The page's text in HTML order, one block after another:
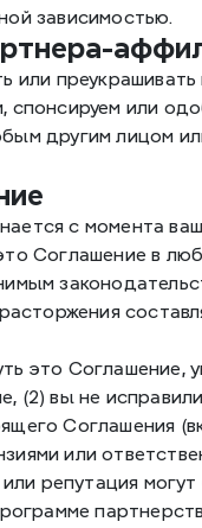
зависимостью.
или
или
другим лицом
с момента
Соглашение в
это Соглашение,
(2) вы не
Соглашения
или
репутация